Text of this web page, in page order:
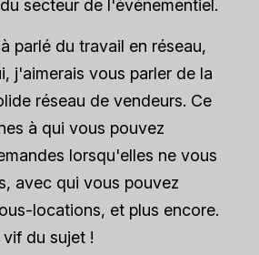
secteur de l'événementiel.
parlé du travail en réseau,
j'aimerais vous parler de la
réseau de vendeurs. Ce
à qui vous pouvez
lorsqu'elles ne vous
avec qui vous pouvez
locations, et plus encore.
du sujet !